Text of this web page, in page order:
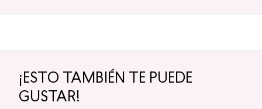
¡ESTO TAMBIÉN TE PUEDE
GUSTAR!